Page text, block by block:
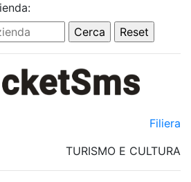
Filiera
TURISMO E CULTURA